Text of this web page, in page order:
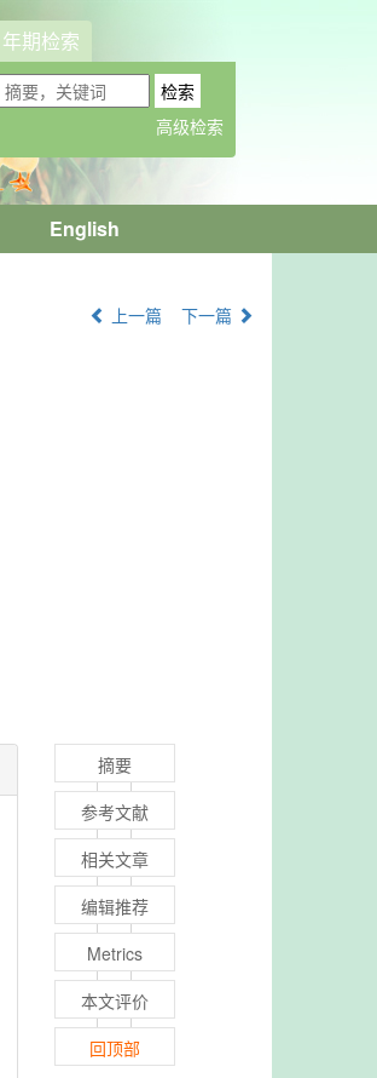
年期检索
English
上一篇 下一篇
摘要
参考文献
相关文章
编辑推荐
Metrics
本文评价
回顶部